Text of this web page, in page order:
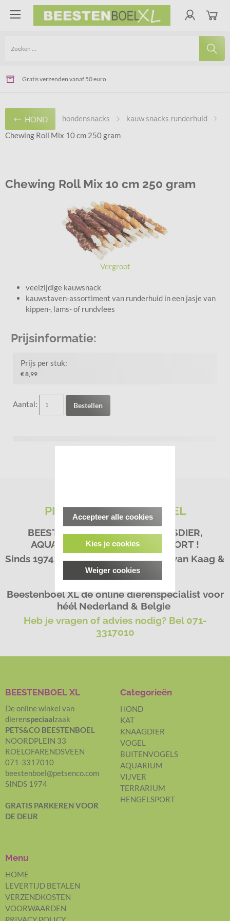
Voor 14.00 uur besteld - De volgende werkdag geleverd
Veilig online betalen via Ideal of Bancontact
Gratis verzenden vanaf 50 euro
HOND hondensnacks
kauw snacks runderhuid
Chewing Roll Mix 10 cm 250 gram
Chewing Roll Mix 10 cm 250 gram
Vergroot
veelzijdige kauwsnack
kauwstaven-assortiment van runderhuid in een jasje van
kippen-, lams- of rundvlees
Prijsinformatie:
Prijs per stuk:
€ 8,99
Aantal: Bestellen
PETS&CO BEESTENBOEL
BEESTACHTIG GOED VOOR HUISDIER,
AQUARIA, VIJVER & HENGELSPORT !
Sinds 1974 - Dé Dierenspeciaalzaak van Kaag &
Braassem
Beestenboel XL dé online dierenspecialist voor
héél Nederland & Belgie
Heb je vragen of advies nodig? Bel 071-
3317010
Categorieën
HOND
KAT
KNAAGDIER
VOGEL
BUITENVOGELS
AQUARIUM
VIJVER
TERRARIUM
HENGELSPORT
Menu
HOME
LEVERTIJD BETALEN
VERZENDKOSTEN
VOORWAARDEN
BEESTENBOEL XL
De online winkel van
dierenspeciaalzaak
PETS&CO BEESTENBOEL
NOORDPLEIN 33
ROELOFARENDSVEEN
071-3317010
beestenboel@petsenco.com
SINDS 1974
GRATIS PARKEREN VOOR
DE DEUR
Accepteer alle cookies
Kies je cookies
Weiger cookies